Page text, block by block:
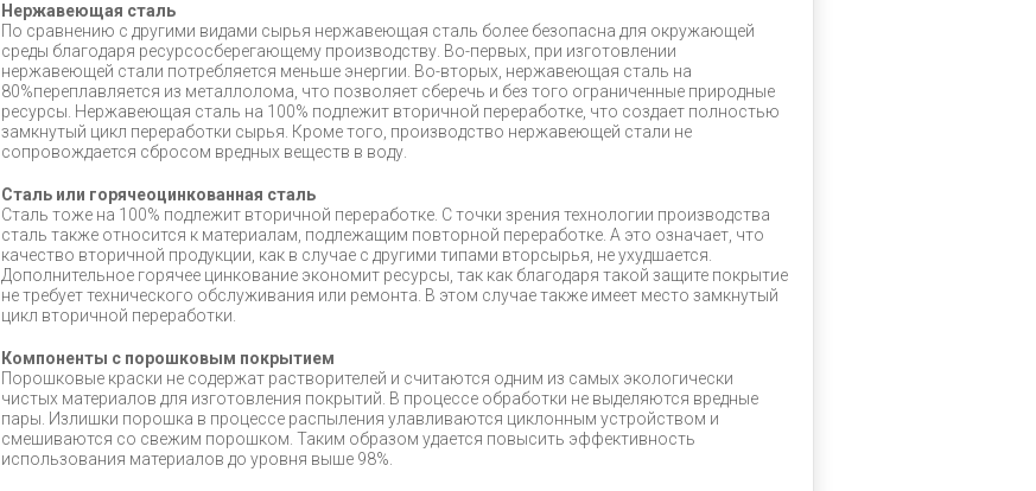
Нержавеющая сталь
По сравнению с другими видами сырья нержавеющая сталь более безопасна для окружающей
среды благодаря ресурсосберегающему производству. Во-первых, при изготовлении
нержавеющей стали потребляется меньше энергии. Во-вторых, нержавеющая сталь на
80%переплавляется из металлолома, что позволяет сберечь и без того ограниченные природные
ресурсы. Нержавеющая сталь на 100% подлежит вторичной переработке, что создает полностью
замкнутый цикл переработки сырья. Кроме того, производство нержавеющей стали не
сопровождается сбросом вредных веществ в воду.
Сталь или горячеоцинкованная сталь
Сталь тоже на 100% подлежит вторичной переработке. С точки зрения технологии производства
сталь также относится к материалам, подлежащим повторной переработке. А это означает, что
качество вторичной продукции, как в случае с другими типами вторсырья, не ухудшается.
Дополнительное горячее цинкование экономит ресурсы, так как благодаря такой защите покрытие
не требует технического обслуживания или ремонта. В этом случае также имеет место замкнутый
цикл вторичной переработки.
Компоненты с порошковым покрытием
Порошковые краски не содержат растворителей и считаются одним из самых экологически
чистых материалов для изготовления покрытий. В процессе обработки не выделяются вредные
пары. Излишки порошка в процессе распыления улавливаются циклонным устройством и
смешиваются со свежим порошком. Таким образом удается повысить эффективность
использования материалов до уровня выше 98%.